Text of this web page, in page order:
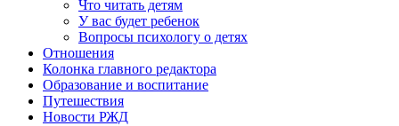
Что читать детям
У вас будет ребенок
Вопросы психологу о детях
Отношения
Колонка главного редактора
Образование и воспитание
Путешествия
Новости РЖД